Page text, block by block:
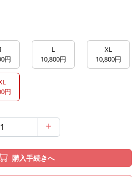
円
L
10,800円
XL
10,800円
円
購入手続きへ